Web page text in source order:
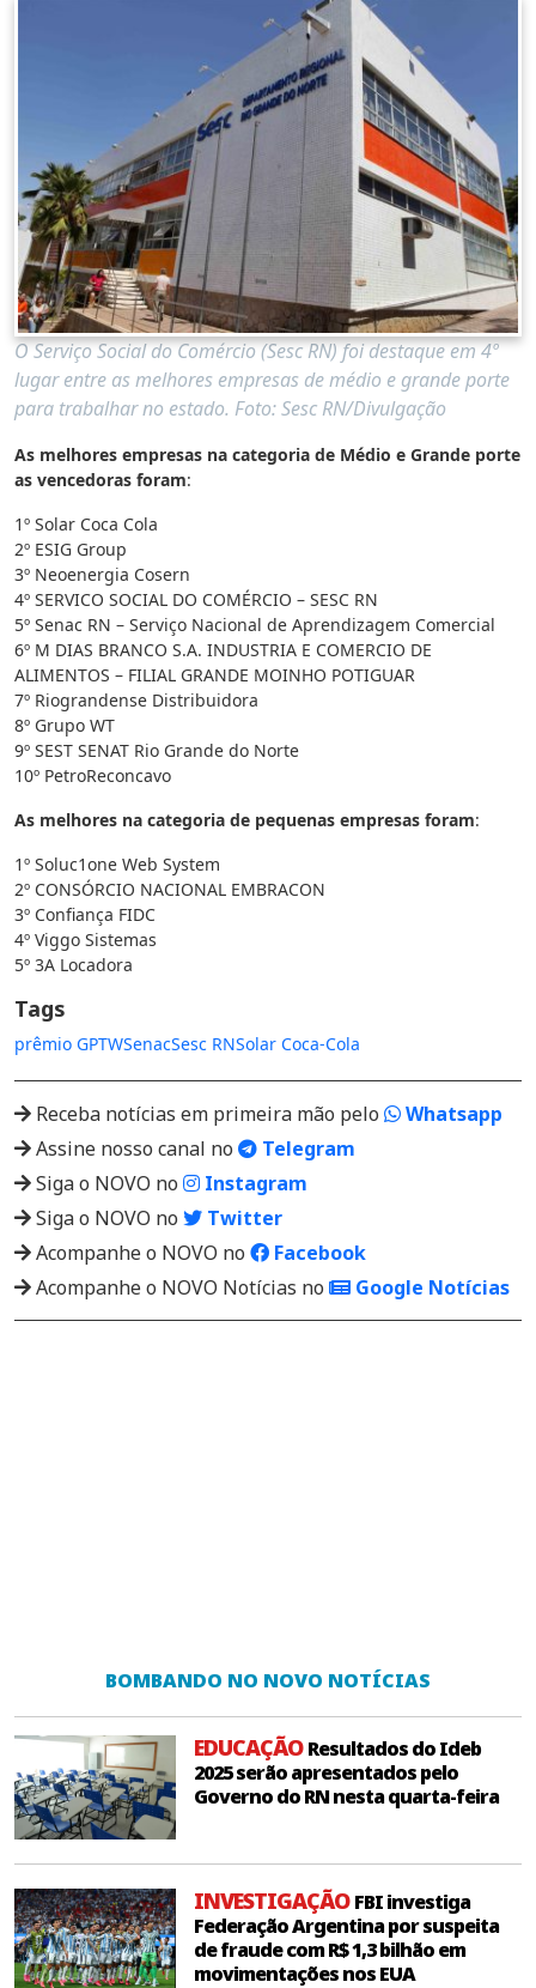
O Serviço Social do Comércio (Sesc RN) foi destaque em 4º
lugar entre as melhores empresas de médio e grande porte
para trabalhar no estado. Foto: Sesc RN/Divulgação
As melhores empresas na categoria de Médio e Grande porte
as vencedoras foram:
1º Solar Coca Cola
2º ESIG Group
3º Neoenergia Cosern
4º SERVICO SOCIAL DO COMÉRCIO – SESC RN
5º Senac RN – Serviço Nacional de Aprendizagem Comercial
6º M DIAS BRANCO S.A. INDUSTRIA E COMERCIO DE
ALIMENTOS – FILIAL GRANDE MOINHO POTIGUAR
7º Riograndense Distribuidora
8º Grupo WT
9º SEST SENAT Rio Grande do Norte
10º PetroReconcavo
As melhores na categoria de pequenas empresas foram:
1º Soluc1one Web System
2º CONSÓRCIO NACIONAL EMBRACON
3º Confiança FIDC
4º Viggo Sistemas
5º 3A Locadora
Tags
prêmio GPTWSenacSesc RNSolar Coca-Cola
Receba notícias em primeira mão pelo
Whatsapp
Assine nosso canal no
Telegram
Siga o NOVO no
Instagram
Siga o NOVO no
Twitter
Acompanhe o NOVO no
Facebook
Acompanhe o NOVO Notícias no
Google Notícias
BOMBANDO NO NOVO NOTÍCIAS
EDUCAÇÃOResultados do Ideb
2025 serão apresentados pelo
Governo do RN nesta quarta-feira
INVESTIGAÇÃOFBI investiga
Federação Argentina por suspeita
de fraude com R$ 1,3 bilhão em
movimentações nos EUA